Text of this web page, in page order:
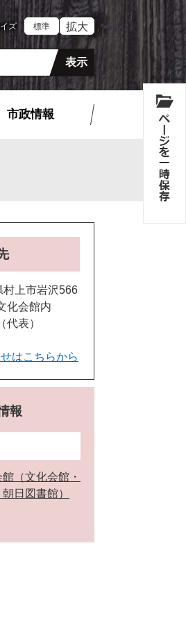
ズ 標準 拡大
市政情報
上市岩沢566
化会館内
代表
はこちらから
報
（文化会館・
日図書館）